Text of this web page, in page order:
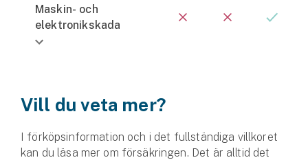
Maskin- och
elektronikskada
Vill du veta mer?
I förköpsinformation och i det fullständiga villkoret
kan du läsa mer om försäkringen. Det är alltid det